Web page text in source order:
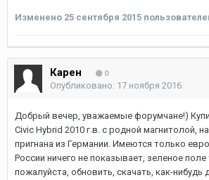
Изменено 25 сентября 2015
Карен 0
Опубликовано: 17 ноября 2016
Добрый вечер, уважаемые форумчане!)
Civic Hybrid 2010 г.в. с родной магнитолой,
пригнана из Германии. Имеются только
России ничего не показывает, зеленое
пожалуйста, обновить, скачать, как-нибудь